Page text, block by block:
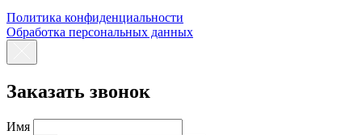
Политика конфиденциальности
Обработка персональных данных
Заказать звонок
Имя